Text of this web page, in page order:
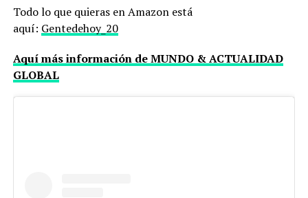
Todo lo que quieras en Amazon está
aquí: Gentedehoy_20
Aquí más información de MUNDO & ACTUALIDAD
GLOBAL